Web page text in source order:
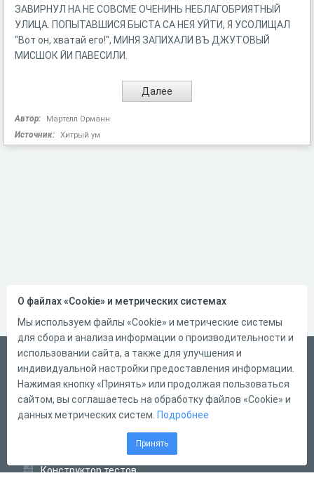
ЗАВИРНУЛ НА НЕ СОВСМЕ ОЧЕНИНЬ НЕБЛАГОБРИЯТНЫЙ
УЛИЦА. ПОПЫТАВШИСЯ БЫСТА СА НЕЯ УЙТИ, Я УСОЛИЩАЛ
"Вот он, хватай его!", МИНЯ ЗАПИХАЛИ ВЪ ДЖУТОВЫЙ
МИСШОК ЙИ ПАВЕСИЛИ.
Автор: Мартелл Орманн
Источник: Хитрый ум
Русский
Справка
Форма обратной связи
Конструктор тестов
О файлах «Cookie» и метрических системах
Мы используем файлы «Cookie» и метрические системы
для сбора и анализа информации о производительности и
использовании сайта, а также для улучшения и
индивидуальной настройки предоставления информации.
Нажимая кнопку «Принять» или продолжая пользоваться
сайтом, вы соглашаетесь на обработку файлов «Cookie» и
данных метрических систем. Подробнее
Принять